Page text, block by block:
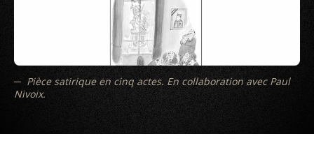
Pièce satirique en cinq actes. En collaboration avec Paul
Nivoix.